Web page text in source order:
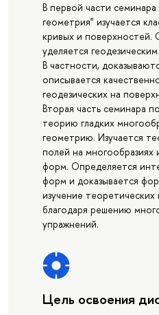
В первой части
геометрия" изучается
кривых и поверхностей.
уделяется
В частности,
описывается
геодезических на
Вторая часть семинара
теорию гладких
геометрию. Изучается
полей на многообразиях
форм. Определяется
форм и доказывается
изучение
благодаря решению
упражнений.
Цель освоения